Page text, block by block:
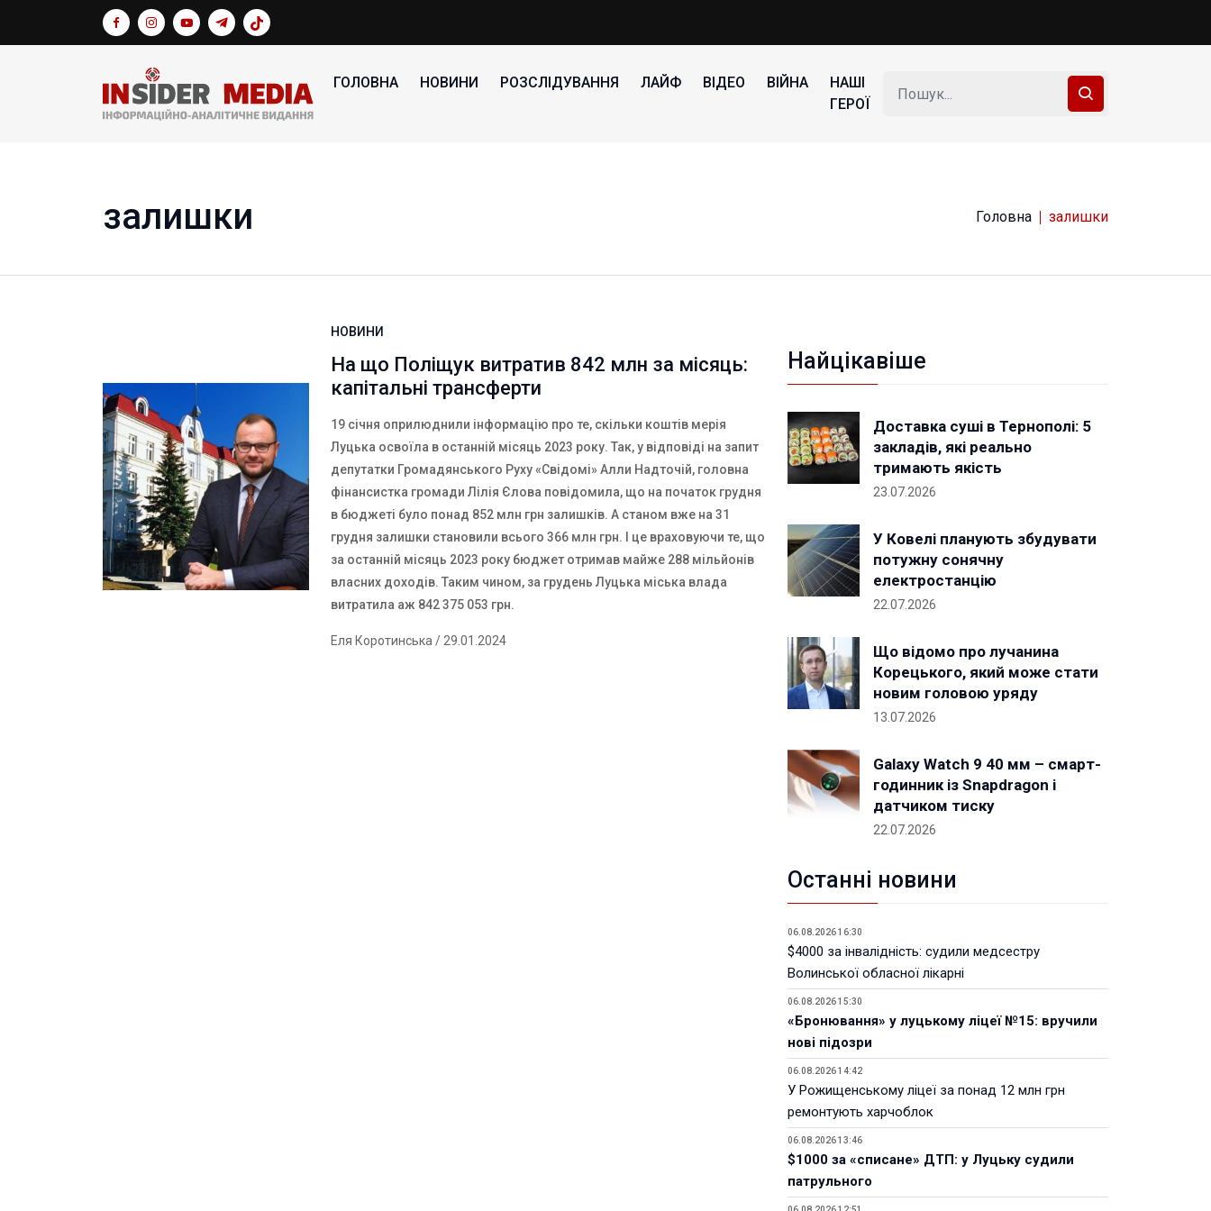
ГОЛОВНА НОВИНИ РОЗСЛІДУВАННЯ ЛАЙФ ВІДЕО ВІЙНА
НАШІ
ГЕРОЇ
залишки Головна залишки
НОВИНИ
На що Поліщук витратив 842 млн за місяць:
капітальні трансферти
19 січня оприлюднили інформацію про те, скільки коштів мерія
Луцька освоїла в останній місяць 2023 року. Так, у відповіді на запит
депутатки Громадянського Руху «Свідомі» Алли Надточій, головна
фінансистка громади Лілія Єлова повідомила, що на початок грудня
в бюджеті було понад 852 млн грн залишків. А станом вже на 31
грудня залишки становили всього 366 млн грн. І це враховуючи те, що
за останній місяць 2023 року бюджет отримав майже 288 мільйонів
власних доходів. Таким чином, за грудень Луцька міська влада
витратила аж 842 375 053 грн.
Еля Коротинська / 29.01.2024
Найцікавіше
Доставка суші в Тернополі: 5
закладів, які реально
тримають якість
23.07.2026
У Ковелі планують збудувати
потужну сонячну
електростанцію
22.07.2026
Що відомо про лучанина
Корецького, який може стати
новим головою уряду
13.07.2026
Galaxy Watch 9 40 мм – смарт-
годинник із Snapdragon і
датчиком тиску
22.07.2026
Останні новини
06.08.2026 16:30
$4000 за інвалідність: судили медсестру
Волинської обласної лікарні
06.08.2026 15:30
«Бронювання» у луцькому ліцеї №15: вручили
нові підозри
06.08.2026 14:42
У Рожищенському ліцеї за понад 12 млн грн
ремонтують харчоблок
06.08.2026 13:46
$1000 за «списане» ДТП: у Луцьку судили
патрульного